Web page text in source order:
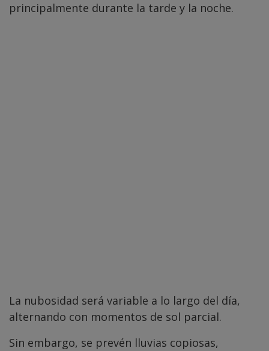
principalmente durante la tarde y la noche.
La nubosidad será variable a lo largo del día,
alternando con momentos de sol parcial.
Sin embargo, se prevén lluvias copiosas,